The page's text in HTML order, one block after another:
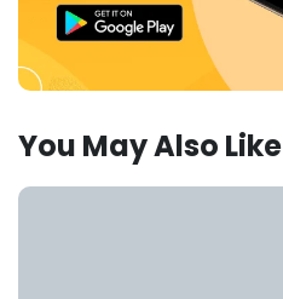
You May Also Like